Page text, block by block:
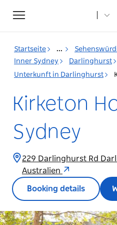
Toggle
navigation
Startseite ...
Inner Sydney
Darlinghurst
Unterkunft in Darlinghurst
Kirketon
Sydney
229 Darlinghurst Rd
Australien
Booking details